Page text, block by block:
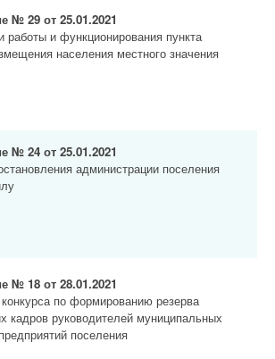
№ 29 от 25.01.2021
работы и функционирования пункта
населения местного значения
№ 24 от 25.01.2021
администрации поселения
№ 18 от 28.01.2021
по формированию резерва
кадров руководителей муниципальных
поселения